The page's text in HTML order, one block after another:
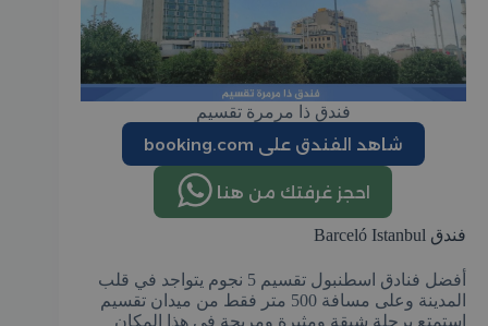
فندق ذا مرمرة تقسيم
شاهد الفندق على booking.com
احجز غرفتك من هنا
فندق Barceló Istanbul
أفضل فنادق اسطنبول تقسيم 5 نجوم يتواجد في قلب
المدينة وعلى مسافة 500 متر فقط من ميدان تقسيم
استمتع برحلة شيقة ومثيرة ومريحة في هذا المكان